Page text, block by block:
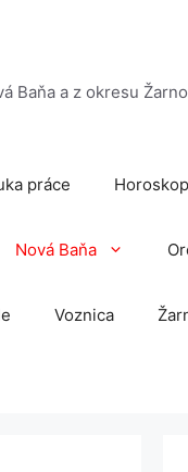
Baňa a z okresu
práce Horoskop
Nová Baňa
Voznica